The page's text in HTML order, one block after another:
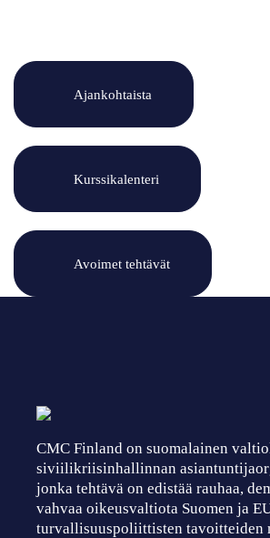
Ajankohtaista
Kurssikalenteri
Avoimet tehtävät
CMC Finland on suomalainen
siviilikriisinhallinnan
jonka tehtävä on edistää rauhaa,
vahvaa oikeusvaltiota Suomen ja
turvallisuuspoliittisten tavoitteiden